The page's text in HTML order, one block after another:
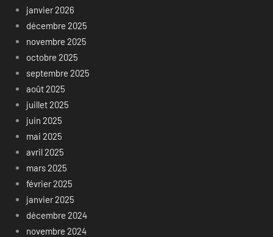
janvier 2026
décembre 2025
novembre 2025
octobre 2025
septembre 2025
août 2025
juillet 2025
juin 2025
mai 2025
avril 2025
mars 2025
février 2025
janvier 2025
décembre 2024
novembre 2024